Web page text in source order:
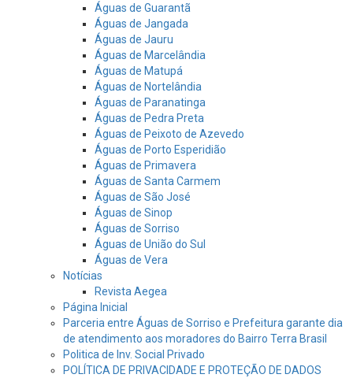
Águas de Guarantã
Águas de Jangada
Águas de Jauru
Águas de Marcelândia
Águas de Matupá
Águas de Nortelândia
Águas de Paranatinga
Águas de Pedra Preta
Águas de Peixoto de Azevedo
Águas de Porto Esperidião
Águas de Primavera
Águas de Santa Carmem
Águas de São José
Águas de Sinop
Águas de Sorriso
Águas de União do Sul
Águas de Vera
Notícias
Revista Aegea
Página Inicial
Parceria entre Águas de Sorriso e Prefeitura garante dia
de atendimento aos moradores do Bairro Terra Brasil
Politica de Inv. Social Privado
POLÍTICA DE PRIVACIDADE E PROTEÇÃO DE DADOS